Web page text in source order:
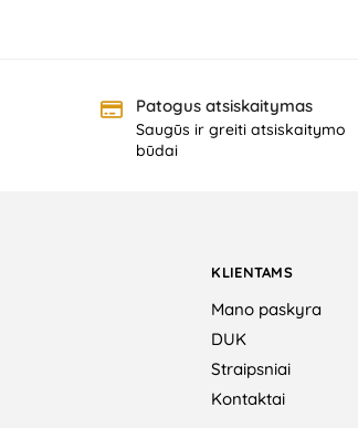
Patogus atsiskaitymas
Saugūs ir greiti atsiskaitymo
būdai
KLIENTAMS
Mano paskyra
DUK
Straipsniai
Kontaktai